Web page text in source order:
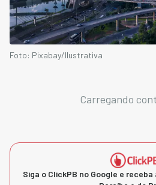
Foto: Pixabay/Ilustrativa
Carregando
Siga o ClickPB no Google e